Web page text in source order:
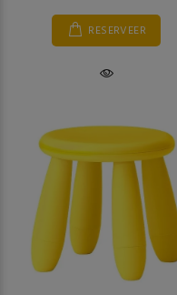
RESERVEER